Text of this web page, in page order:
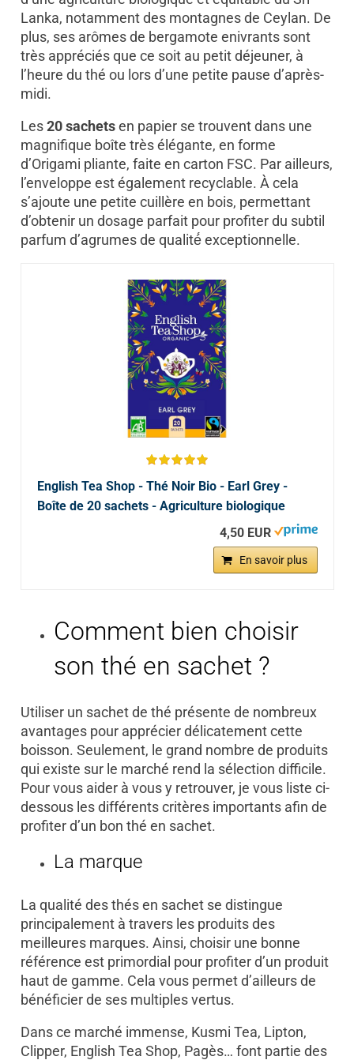
Lanka, notamment des montagnes de Ceylan. De
plus, ses arômes de bergamote enivrants sont
très appréciés que ce soit au petit déjeuner, à
l’heure du thé ou lors d’une petite pause d’après-
midi.
Les20 sachetsen papier se trouvent dans une
magnifique boîte très élégante, en forme
d’Origami pliante, faite en carton FSC. Par ailleurs,
l’enveloppe est également recyclable. À cela
s’ajoute une petite cuillère en bois, permettant
d’obtenir un dosage parfait pour profiter du subtil
parfum d’agrumes de qualité́ exceptionnelle.
English Tea Shop - Thé Noir Bio - Earl Grey -
Boîte de 20 sachets - Agriculture biologique
4,50 EUR
En savoir plus
Comment bien choisir
son thé en sachet ?
Utiliser un sachet de thé présente de nombreux
avantages pour apprécier délicatement cette
boisson. Seulement, le grand nombre de produits
qui existe sur le marché rend la sélection difficile.
Pour vous aider à vous y retrouver, je vous liste ci-
dessous les différents critères importants afin de
profiter d’un bon thé en sachet.
La marque
La qualité des thés en sachet se distingue
principalement à travers les produits des
meilleures marques. Ainsi, choisir une bonne
référence est primordial pour profiter d’un produit
haut de gamme. Cela vous permet d’ailleurs de
bénéficier de ses multiples vertus.
Dans ce marché immense, Kusmi Tea, Lipton,
Clipper, English Tea Shop, Pagès… font partie des